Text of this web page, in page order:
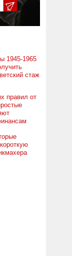
1945-1965
стаж
правил от